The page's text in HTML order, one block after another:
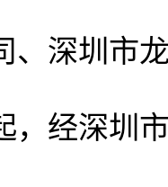
、深圳市
，经深圳